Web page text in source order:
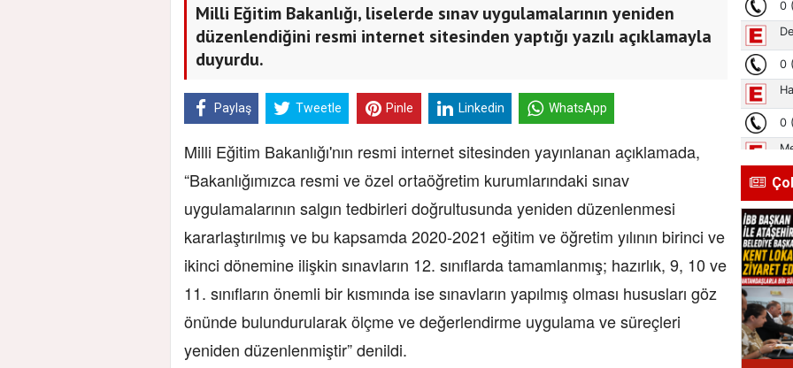
Milli Eğitim Bakanlığı, liselerde sınav uygulamalarının yeniden
düzenlendiğini resmi internet sitesinden yaptığı yazılı açıklamayla
duyurdu.
Paylaş Tweetle Pinle Linkedin WhatsApp
Milli Eğitim Bakanlığı'nın resmi internet sitesinden yayınlanan açıklamada,
“Bakanlığımızca resmi ve özel ortaöğretim kurumlarındaki sınav
uygulamalarının salgın tedbirleri doğrultusunda yeniden düzenlenmesi
kararlaştırılmış ve bu kapsamda 2020-2021 eğitim ve öğretim yılının birinci ve
ikinci dönemine ilişkin sınavların 12. sınıflarda tamamlanmış; hazırlık, 9, 10 ve
11. sınıfların önemli bir kısmında ise sınavların yapılmış olması hususları göz
önünde bulundurularak ölçme ve değerlendirme uygulama ve süreçleri
yeniden düzenlenmiştir” denildi.